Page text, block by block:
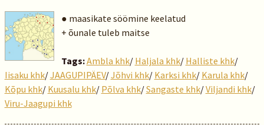
● maasikate söömine keelatud
+ õunale tuleb maitse
Tags:Ambla khk/ Haljala khk/ Halliste khk/
Iisaku khk/JAAGUPIPÄEV/Jõhvi khk/ Karksi khk/ Karula khk/
Kõpu khk/ Kuusalu khk/ Põlva khk/Sangaste khk/Viljandi khk/
Viru-Jaagupi khk